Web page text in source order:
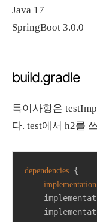
Java 17
SpringBoot 3.0.0
build.gradle
특이사항은
다. test에서 h2를
dependencies {
implementation